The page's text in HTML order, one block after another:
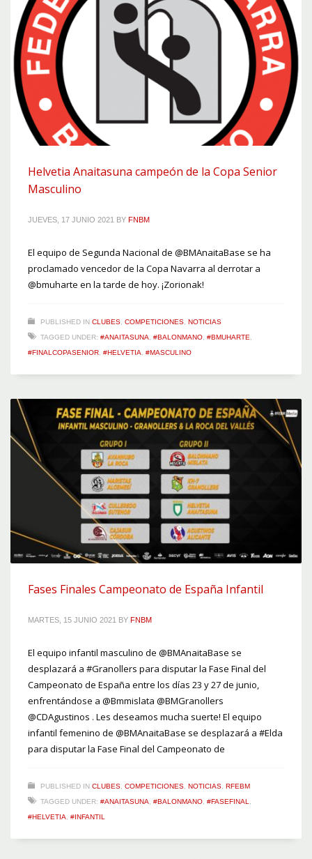
Helvetia Anaitasuna campeón de la Copa Senior
Masculino
JUEVES, 17 JUNIO 2021 BY FNBM
El equipo de Segunda Nacional de @BMAnaitaBase se ha
proclamado vencedor de la Copa Navarra al derrotar a
@bmuharte en la tarde de hoy. ¡Zorionak!
PUBLISHED IN CLUBES COMPETICIONES NOTICIAS
TAGGED UNDER: #ANAITASUNA #BALONMANO #BMUHARTE
#FINALCOPASENIOR #HELVETIA #MASCULINO
Fases Finales Campeonato de España Infantil
MARTES, 15 JUNIO 2021 BY FNBM
El equipo infantil masculino de @BMAnaitaBase se
desplazará a #Granollers para disputar la Fase Final del
Campeonato de España entre los días 23 y 27 de junio,
enfrentándose a @Bmmislata @BMGranollers
@CDAgustinos . Les deseamos mucha suerte! El equipo
infantil femenino de @BMAnaitaBase se desplazará a #Elda
para disputar la Fase Final del Campeonato de
PUBLISHED IN CLUBES COMPETICIONES NOTICIAS RFEBM
TAGGED UNDER: #ANAITASUNA #BALONMANO #FASEFINAL
#HELVETIA
#INFANTIL